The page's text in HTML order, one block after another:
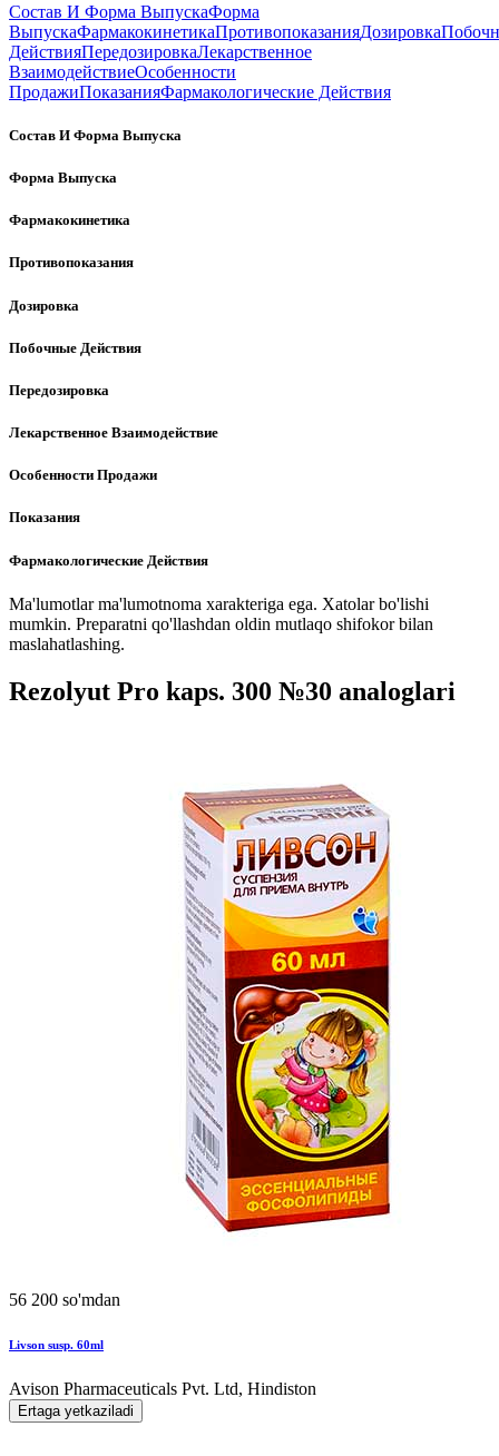
Состав И Форма ВыпускаФорма
ВыпускаФармакокинетикаПротивопоказанияДозировка
ДействияПередозировкаЛекарственное
ВзаимодействиеОсобенности
ПродажиПоказанияФармакологические Действия
Состав И Форма Выпуска
Форма Выпуска
Фармакокинетика
Противопоказания
Дозировка
Побочные Действия
Передозировка
Лекарственное Взаимодействие
Особенности Продажи
Показания
Фармакологические Действия
Ma'lumotlar ma'lumotnoma xarakteriga ega. Xatolar bo'lishi
mumkin. Preparatni qo'llashdan oldin mutlaqo shifokor bilan
maslahatlashing.
Rezolyut Pro kaps. 300 №30 analoglari
56 200 so'mdan
Livson susp. 60ml
Avison Pharmaceuticals Pvt. Ltd, Hindiston
Ertaga yetkaziladi